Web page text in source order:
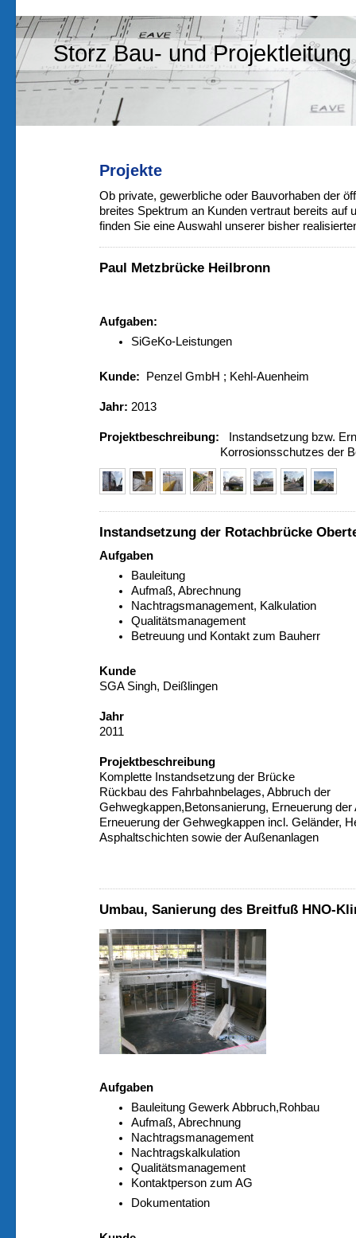
Storz Bau- und Projektleitung
Projekte
Ob private, gewerbliche oder Bauvorhaben der
breites Spektrum an Kunden vertraut bereits auf
finden Sie eine Auswahl unserer bisher
Paul Metzbrücke Heilbronn
Aufgaben:
SiGeKo-Leistungen
Kunde: Penzel GmbH ; Kehl-Auenheim
Jahr: 2013
Projektbeschreibung: Instandsetzung bzw.
Korrosionsschutzes der
Instandsetzung der Rotachbrücke
Aufgaben
Bauleitung
Aufmaß, Abrechnung
Nachtragsmanagement, Kalkulation
Qualitätsmanagement
Betreuung und Kontakt zum Bauherr
Kunde
SGA Singh, Deißlingen
Jahr
2011
Projektbeschreibung
Komplette Instandsetzung der Brücke
Rückbau des Fahrbahnbelages, Abbruch der
Gehwegkappen,Betonsanierung, Erneuerung der
Erneuerung der Gehwegkappen incl. Geländer,
Asphaltschichten sowie der Außenanlagen
Umbau, Sanierung des Breitfuß HNO-
Aufgaben
Bauleitung Gewerk Abbruch,Rohbau
Aufmaß, Abrechnung
Nachtragsmanagement
Nachtragskalkulation
Qualitätsmanagement
Kontaktperson zum AG
Dokumentation